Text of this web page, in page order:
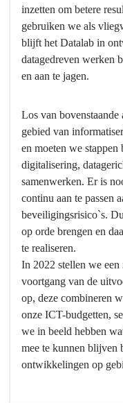
benutten
van
data
voor
ondersteuning
werken
inzetten om betere
gebruiken we als
blijft het Datalab in
datagedreven werken
en aan te jagen.
Los van
gebied van
en moeten we
digitalisering,
samenwerken. Er is
continu aan te passen
beveiligingsrisico`s.
op orde brengen en
te realiseren.
In 2022 stellen we
voortgang van de
op, deze combineren
onze ICT-budgetten,
we in beeld hebben
mee te kunnen blijven
ontwikkelingen op